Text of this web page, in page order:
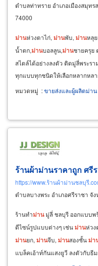
ตำบลท่าทราย อำเภอเมืองสมุท
74000
ม่านห่วงตาไก่, ม่านพับ, ม่านหลุ
น้ำตก,ม่านบอลลูน,ม่านชายครุย
สไตล์ได้อย่างลงตัว ติดมู่ลี่พระร
ทุกแบบทุกชนิดให้เลือกหลากหล
มีทั้งมู่ลี่ไม้ มู่ลี่ไวนิล มู่ลี่จีบ มู่ลี่
หมวดหมู่ :ขายส่งและผู้ผลิตม่าน
ร้านผ้าม่านราคาถูก ศรี
https://www.ร้านผ้าม่านชลบุรี
ตำบลบางพระ อำเภอศรีราชา จั
ร้านทำม่านมู่ลี่ ชลบุรี ออกแบบพ
ดีไซน์รูปแบบต่างๆ เช่นม่านห่วง
ม่านยก, ม่านจีบ, ม่านสองชั้นม่า
แบล็คเอ้าท์กันแสงยูวี ลงตัวกับธี